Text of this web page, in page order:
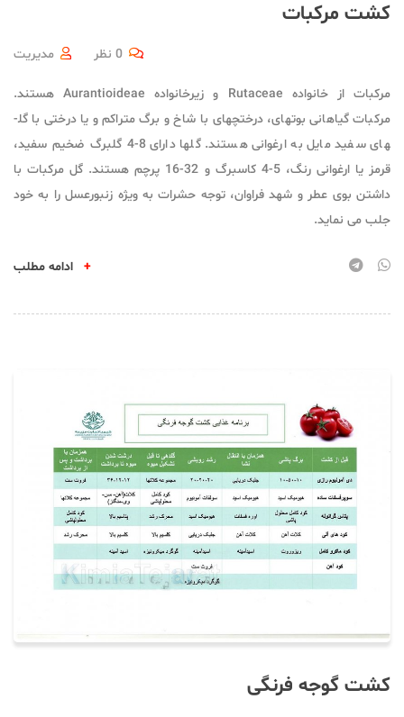
کشت مرکبات
مدیریت 0 نظر
مرکبات از خانواده Rutaceae و زیرخانواده Aurantioideae هستند.
مرکبات گیاهانی بوته­ای، درختچه­ای با شاخ و برگ متراکم و یا درختی با گل­
های سفید مایل به ارغوانی هستند. گل­ها دارای 8-4 گلبرگ ضخیم سفید،
قرمز یا ارغوانی رنگ، 5-4 کاسبرگ و 32-16 پرچم هستند. گل مرکبات با
داشتن بوی عطر و شهد فراوان، توجه حشرات به ویژه زنبورعسل را به خود
جلب می نماید.
+
کشت گوجه فرنگی